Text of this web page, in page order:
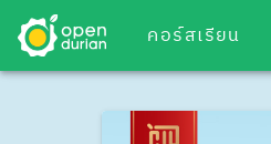
คอร์สเรียน